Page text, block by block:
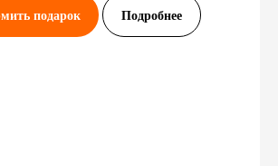
подарок Подробнее